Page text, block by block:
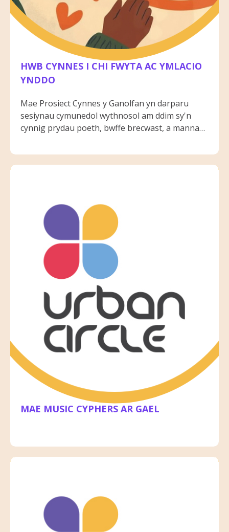
HWB CYNNES I CHI FWYTA AC YMLACIO
YNDDO
Mae Prosiect Cynnes y Ganolfan yn darparu
sesiynau cymunedol wythnosol am ddim sy'n
cynnig prydau poeth, bwffe brecwast, a mannau
Foreau Cynnes, Dydd Mercher Hotpot, a Dydd
Iau Chill & Chat, gall cyfranogwyr fwynhau bwyd,
cysylltiadau cymunedol.
MAE MUSIC CYPHERS AR GAEL